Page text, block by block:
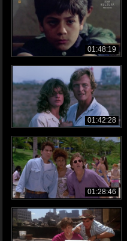
01:48:19
01:42:28
01:28:46